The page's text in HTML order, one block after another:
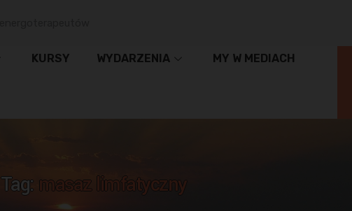
KURSY WYDARZENIA
MY W MEDIACH
Tag: masaz limfatyczny